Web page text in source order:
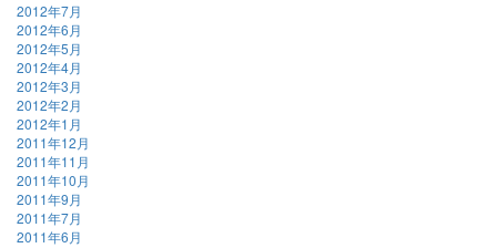
2012年7月
2012年6月
2012年5月
2012年4月
2012年3月
2012年2月
2012年1月
2011年12月
2011年11月
2011年10月
2011年9月
2011年7月
2011年6月